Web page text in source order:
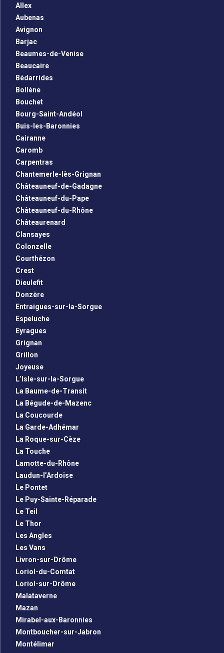
Allex
Aubenas
Avignon
Barjac
Beaumes-de-Venise
Beaucaire
Bédarrides
Bollène
Bouchet
Bourg-Saint-Andéol
Buis-les-Baronnies
Cairanne
Caromb
Carpentras
Chantemerle-lès-Grignan
Châteauneuf-de-Gadagne
Châteauneuf-du-Pape
Châteauneuf-du-Rhône
Châteaurenard
Clansayes
Colonzelle
Courthézon
Crest
Dieulefit
Donzère
Entraigues-sur-la-Sorgue
Espeluche
Eyragues
Grignan
Grillon
Joyeuse
L’Isle-sur-la-Sorgue
La Baume-de-Transit
La Bégude-de-Mazenc
La Coucourde
La Garde-Adhémar
La Roque-sur-Cèze
La Touche
Lamotte-du-Rhône
Laudun-l’Ardoise
Le Pontet
Le Puy-Sainte-Réparade
Le Teil
Le Thor
Les Angles
Les Vans
Livron-sur-Drôme
Loriol-du-Comtat
Loriol-sur-Drôme
Malataverne
Mazan
Mirabel-aux-Baronnies
Montboucher-sur-Jabron
Montélimar